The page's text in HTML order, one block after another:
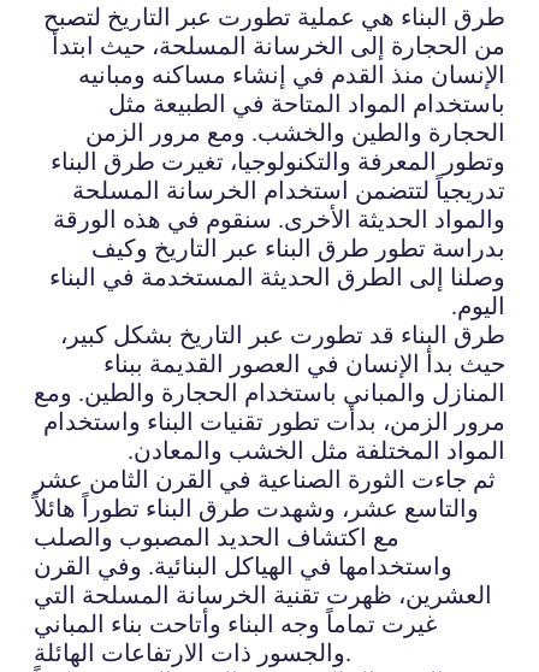
طرق البناء هي عملية تطورت عبر التاريخ لتصبح
من الحجارة إلى الخرسانة المسلحة، حيث ابتدأ
الإنسان منذ القدم في إنشاء مساكنه ومبانيه
باستخدام المواد المتاحة في الطبيعة مثل
الحجارة والطين والخشب. ومع مرور الزمن
وتطور المعرفة والتكنولوجيا، تغيرت طرق البناء
تدريجياً لتتضمن استخدام الخرسانة المسلحة
والمواد الحديثة الأخرى. سنقوم في هذه الورقة
بدراسة تطور طرق البناء عبر التاريخ وكيف
وصلنا إلى الطرق الحديثة المستخدمة في البناء
اليوم.
طرق البناء قد تطورت عبر التاريخ بشكل كبير،
حيث بدأ الإنسان في العصور القديمة ببناء
المنازل والمباني باستخدام الحجارة والطين. ومع
مرور الزمن، بدأت تطور تقنيات البناء واستخدام
المواد المختلفة مثل الخشب والمعادن.
ثم جاءت الثورة الصناعية في القرن الثامن عشر
والتاسع عشر، وشهدت طرق البناء تطوراً هائلاً
مع اكتشاف الحديد المصبوب والصلب
واستخدامها في الهياكل البنائية. وفي القرن
العشرين، ظهرت تقنية الخرسانة المسلحة التي
غيرت تماماً وجه البناء وأتاحت بناء المباني
والجسور ذات الارتفاعات الهائلة.